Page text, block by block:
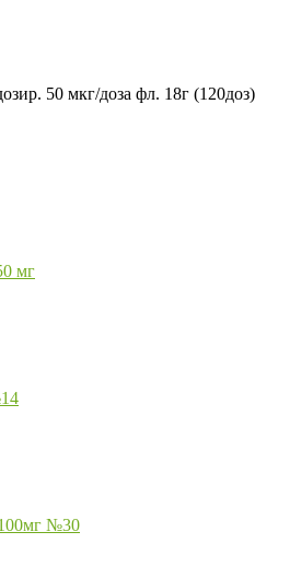
50 мкг/доза фл. 18г (120доз)
мг
№30